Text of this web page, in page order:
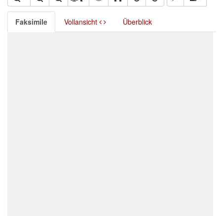
Faksimile Vollansicht Überblick